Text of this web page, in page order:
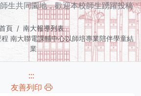
生共同園地，歡迎本校師生踴躍投稿
頁
南大報導列表
南大聯電課輔中心以師培專業陪伴學童結
業
:::
友善列印